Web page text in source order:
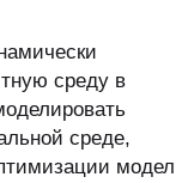
среду в
среде,